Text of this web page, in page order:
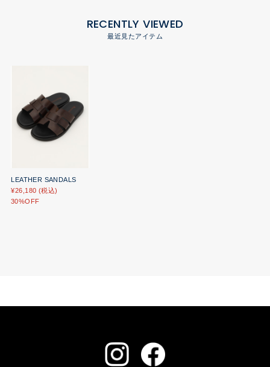
RECENTLY VIEWED
最近見たアイテム
LEATHER SANDALS
¥26,180 (税込)
30%OFF